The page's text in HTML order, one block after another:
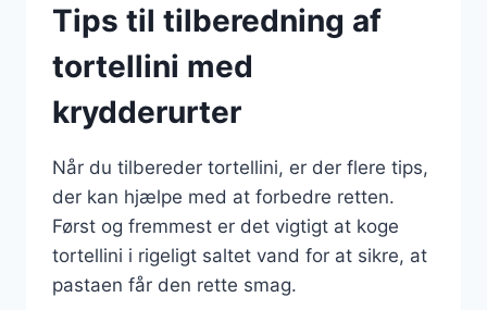
Tips til tilberedning af
tortellini med
krydderurter
Når du tilbereder tortellini, er der flere tips,
der kan hjælpe med at forbedre retten.
Først og fremmest er det vigtigt at koge
tortellini i rigeligt saltet vand for at sikre, at
pastaen får den rette smag.